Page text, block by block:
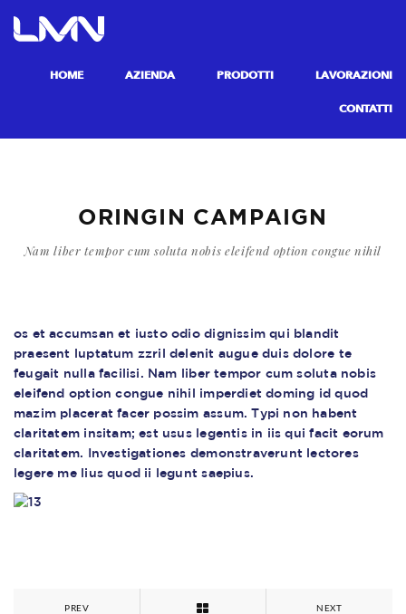
HOME AZIENDA PRODOTTI LAVORAZIONI
CONTATTI
ORINGIN CAMPAIGN
Nam liber tempor cum soluta nobis eleifend option congue nihil
os et accumsan et iusto odio dignissim qui blandit
praesent luptatum zzril delenit augue duis dolore te
feugait nulla facilisi. Nam liber tempor cum soluta nobis
eleifend option congue nihil imperdiet doming id quod
mazim placerat facer possim assum. Typi non habent
claritatem insitam; est usus legentis in iis qui facit eorum
claritatem. Investigationes demonstraverunt lectores
legere me lius quod ii legunt saepius.
PREV NEXT